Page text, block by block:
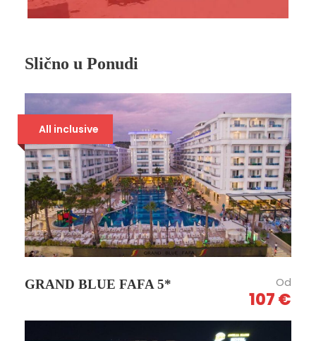
Slično u Ponudi
All inclusive
GRAND BLUE FAFA 5* Od
107 €